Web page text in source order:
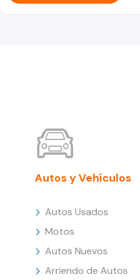
Autos y Vehículos
Autos Usados
Motos
Autos Nuevos
Arriendo de Autos